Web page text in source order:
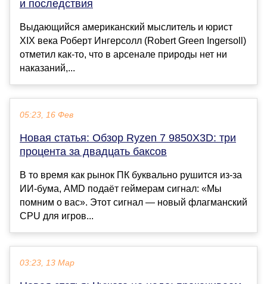
и последствия
Выдающийся американский мыслитель и юрист
XIX века Роберт Ингерсолл (Robert Green Ingersoll)
отметил как-то, что в арсенале природы нет ни
наказаний,...
05:23, 16 Фев
Новая статья: Обзор Ryzen 7 9850X3D: три
процента за двадцать баксов
В то время как рынок ПК буквально рушится из-за
ИИ-бума, AMD подаёт геймерам сигнал: «Мы
помним о вас». Этот сигнал — новый флагманский
CPU для игров...
03:23, 13 Мар